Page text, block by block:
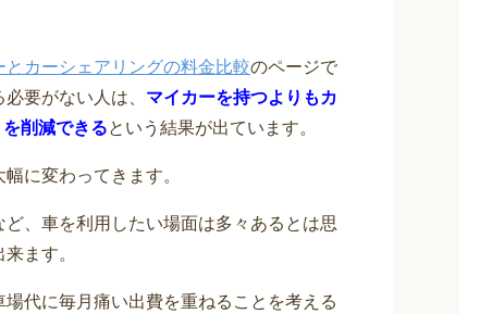
とカーシェアリングの料金比較のページで
要がない人は、 マイカーを持つよりもカ
削減できるという結果が出ています。
に変わってきます。
、車を利用したい場面は多々あるとは思
ます。
代に毎月痛い出費を重ねることを考える